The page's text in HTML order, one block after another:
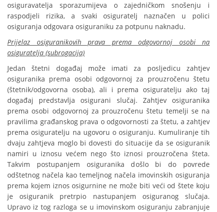
osiguravatelja sporazumijeva o zajedničkom snošenju i
raspodjeli rizika, a svaki osiguratelj naznačen u polici
osiguranja odgovara osiguraniku za potpunu naknadu.
Prijelaz osiguranikovih prava prema odgovornoj osobi na
osiguratelja (subrogacija)
Jedan štetni događaj može imati za posljedicu zahtjev
osiguranika prema osobi odgovornoj za prouzročenu štetu
(štetnik/odgovorna osoba), ali i prema osiguratelju ako taj
događaj predstavlja osigurani slučaj. Zahtjev osiguranika
prema osobi odgovornoj za prouzročenu štetu temelji se na
pravilima građanskog prava o odgovornosti za štetu, a zahtjev
prema osiguratelju na ugovoru o osiguranju. Kumuliranje tih
dvaju zahtjeva moglo bi dovesti do situacije da se osiguranik
namiri u iznosu većem nego što iznosi prouzročena šteta.
Takvim postupanjem osiguranika došlo bi do povrede
odštetnog načela kao temeljnog načela imovinskih osiguranja
prema kojem iznos osigurnine ne može biti veći od štete koju
je osiguranik pretrpio nastupanjem osiguranog slučaja.
Upravo iz tog razloga se u imovinskom osiguranju zabranjuje